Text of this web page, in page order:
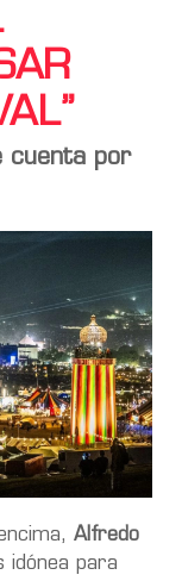
cuenta por
Alfredo
idónea para